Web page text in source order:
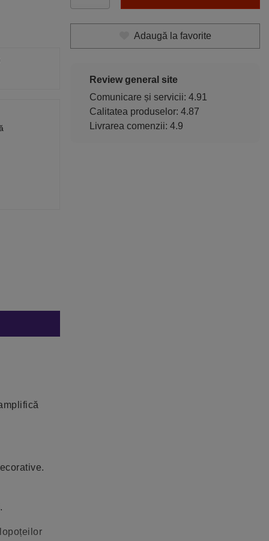
Adaugă la favorite
Review general site
Comunicare și servicii: 4.91
Calitatea produselor: 4.87
Livrarea comenzii: 4.9